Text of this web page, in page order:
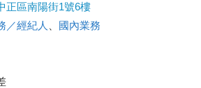
正區南陽街1號6樓
／經紀人
國內業務